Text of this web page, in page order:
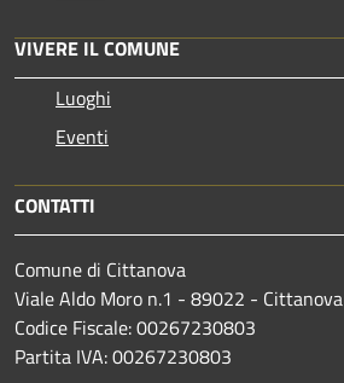
VIVERE IL COMUNE
Luoghi
Eventi
CONTATTI
Comune di Cittanova
Viale Aldo Moro n.1 - 89022 - Cittanova
Codice Fiscale: 00267230803
Partita IVA: 00267230803